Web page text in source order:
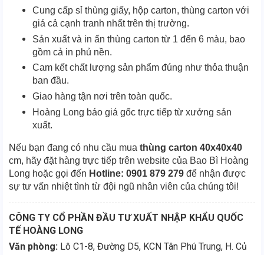
Cung cấp sỉ thùng giấy, hộp carton, thùng carton với
giá cả cạnh tranh nhất trên thị trường.
Sản xuất và in ấn thùng carton từ 1 đến 6 màu, bao
gồm cả in phủ nền.
Cam kết chất lượng sản phẩm đúng như thỏa thuận
ban đầu.
Giao hàng tận nơi trên toàn quốc.
Hoàng Long báo giá gốc trực tiếp từ xưởng sản
xuất.
Nếu bạn đang có nhu cầu mua thùng carton 40x40x40
cm, hãy đặt hàng trực tiếp trên website của Bao Bì Hoàng
Long hoặc gọi đến Hotline: 0901 879 279 để nhận được
sự tư vấn nhiệt tình từ đội ngũ nhân viên của chúng tôi!
CÔNG TY CỔ PHẦN ĐẦU TƯ XUẤT NHẬP KHẨU QUỐC
TẾ HOÀNG LONG
Văn phòng: Lô C1-8, Đường D5, KCN Tân Phú Trung, H. Củ